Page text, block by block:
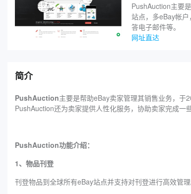
PushAuction主要
站点，多eBay帐
答电子邮件等。
网址直达
简介
PushAuction主要是帮助eBay卖家管理其销售业务，于
PushAuction还为卖家提供人性化服务，协助卖家完成一
PushAuction功能介绍：
1、物品刊登
刊登物品到全球所有eBay站点并支持对刊登进行高效管理